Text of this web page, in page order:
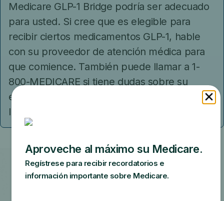
Medicare GLP-1 Bridge podría ser adecuado
para usted. Si cree que es elegible para
recibir ciertos medicamentos GLP-1, hable
con su proveedor de atención médica para
que comience. También puede llamar a 1-
800-MEDICARE si tiene dudas sobre su
elegibilidad o necesita consultar el estatus de
la autorización previa.